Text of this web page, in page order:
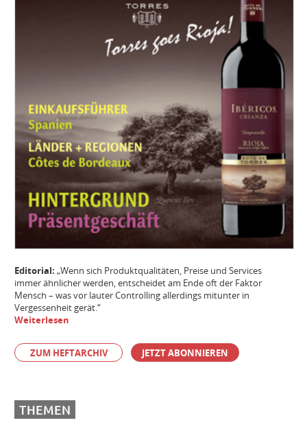
Editorial: „Wenn sich Produktqualitäten, Preise und Services
immer ähnlicher werden, entscheidet am Ende oft der Faktor
Mensch – was vor lauter Controlling allerdings mitunter in
Vergessenheit gerät.“
Weiterlesen
ZUM HEFTARCHIV JETZT ABONNIEREN
THEMEN